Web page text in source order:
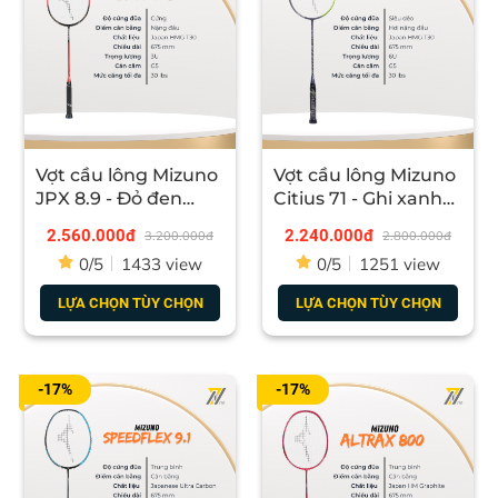
Với những công nghệ tiên tiến nhất 2025, vợt cầu lông
Lining Halbertec 3000 hứa hẹn sẽ là siêu phẩm cực
HOT trong thời gian sắp tới với thiết kế đẹp mắt, khả
Vợt cầu lông Mizuno
JPX 8.9 - Đỏ đen
2.560.000đ 3.200.000đ
0/5 1433 view
LỰA CHỌN TÙY CHỌN
Vợt cầu lông Mizuno
Citius 71 - Ghi xanh
2.240.000đ 2.800.000đ
0/5 1251 view
LỰA CHỌN TÙY CHỌN
-17% -17%